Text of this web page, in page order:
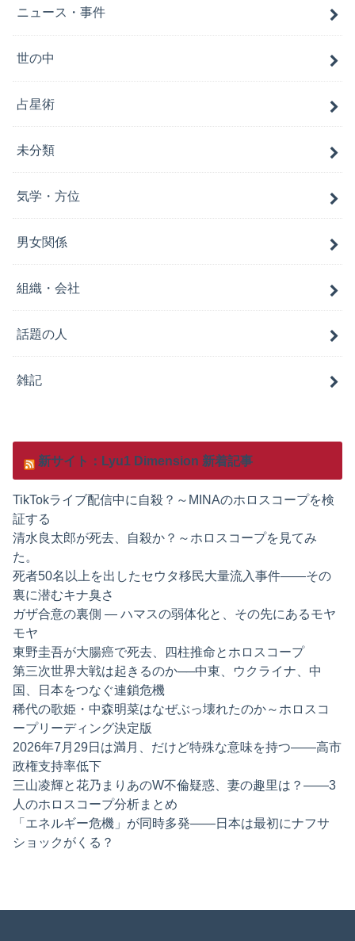
ニュース・事件
世の中
占星術
未分類
気学・方位
男女関係
組織・会社
話題の人
雑記
新サイト：Lyu1 Dimension 新着記事
TikTokライブ配信中に自殺？～MINAのホロスコープを検
証する
清水良太郎が死去、自殺か？～ホロスコープを見てみ
た。
死者50名以上を出したセウタ移民大量流入事件——その
裏に潜むキナ臭さ
ガザ合意の裏側 ― ハマスの弱体化と、その先にあるモヤ
モヤ
東野圭吾が大腸癌で死去、四柱推命とホロスコープ
第三次世界大戦は起きるのか──中東、ウクライナ、中
国、日本をつなぐ連鎖危機
稀代の歌姫・中森明菜はなぜぶっ壊れたのか～ホロスコ
ープリーディング決定版
2026年7月29日は満月、だけど特殊な意味を持つ——高市
政権支持率低下
三山凌輝と花乃まりあのW不倫疑惑、妻の趣里は？——3
人のホロスコープ分析まとめ
「エネルギー危機」が同時多発——日本は最初にナフサ
ショックがくる？